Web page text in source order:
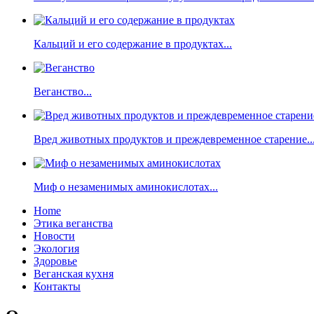
Кальций и его содержание в продуктах...
Веганство...
Вред животных продуктов и преждевременное
Миф о незаменимых аминокислотах...
Home
Этика веганства
Новости
Экология
Здоровье
Веганская кухня
Контакты